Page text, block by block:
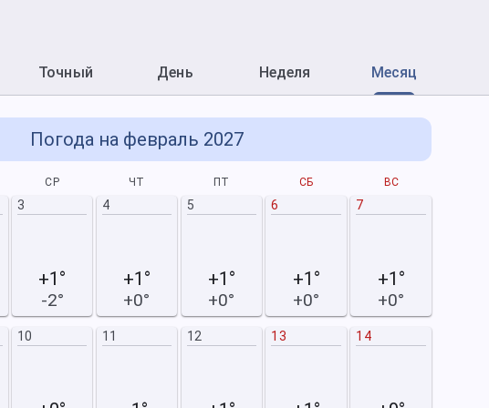
Точный
День Неделя Месяц
Погода на февраль 2027
СР ЧТ ПТ СБ ВС
3
+1°
-2°
4
+1°
+0°
5
+1°
+0°
6
+1°
+0°
7
+1°
+0°
10 11 12 13 14